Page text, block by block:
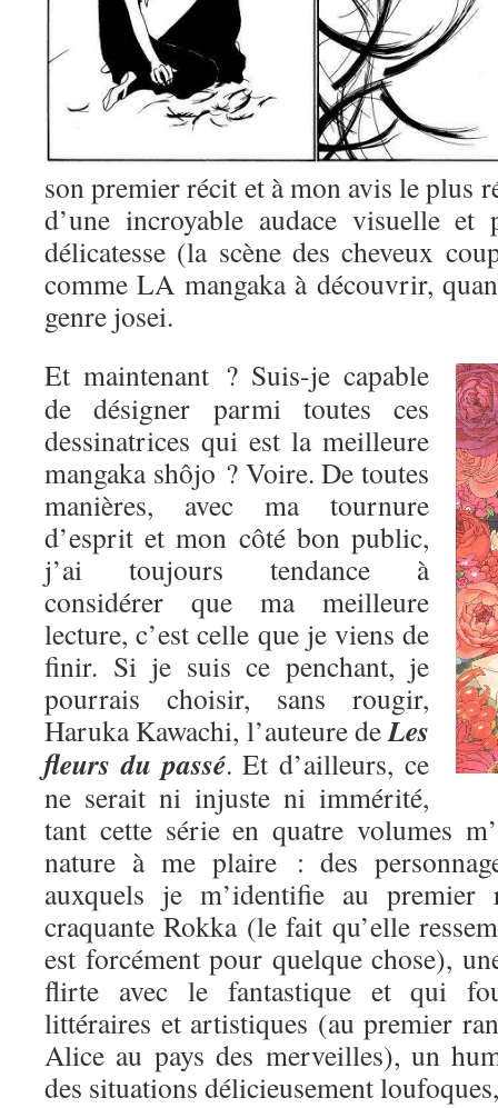
son premier récit et à mon avis le plus
d’une incroyable audace visuelle et
délicatesse (la scène des cheveux
comme LA mangaka à découvrir,
genre josei.
Et maintenant ? Suis-je capable
de désigner parmi toutes ces
dessinatrices qui est la meilleure
mangaka shôjo ? Voire. De toutes
manières, avec ma tournure
d’esprit et mon côté bon public,
j’ai toujours tendance à
considérer que ma meilleure
lecture, c’est celle que je viens de
finir. Si je suis ce penchant, je
pourrais choisir, sans rougir,
Haruka Kawachi, l’auteure deLes
fleurs du passé. Et d’ailleurs, ce
ne serait ni injuste ni immérité,
tant cette série en quatre volumes
nature à me plaire : des
auxquels je m’identifie au premier
craquante Rokka (le fait qu’elle
est forcément pour quelque chose),
flirte avec le fantastique et qui
littéraires et artistiques (au premier
Alice au pays des merveilles), un
des situations délicieusement